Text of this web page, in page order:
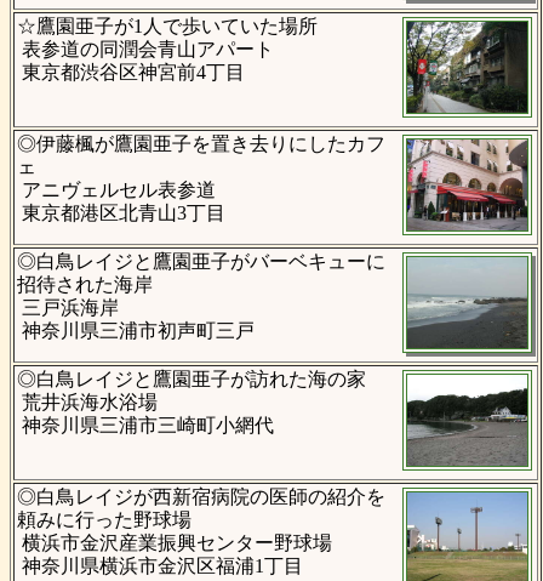
☆鷹園亜子が1人で歩いていた場所
表参道の同潤会青山アパート
東京都渋谷区神宮前4丁目
◎伊藤楓が鷹園亜子を置き去りにしたカフ
ェ
アニヴェルセル表参道
東京都港区北青山3丁目
◎白鳥レイジと鷹園亜子がバーベキューに
招待された海岸
三戸浜海岸
神奈川県三浦市初声町三戸
◎白鳥レイジと鷹園亜子が訪れた海の家
荒井浜海水浴場
神奈川県三浦市三崎町小網代
◎白鳥レイジが西新宿病院の医師の紹介を
頼みに行った野球場
横浜市金沢産業振興センター野球場
神奈川県横浜市金沢区福浦1丁目